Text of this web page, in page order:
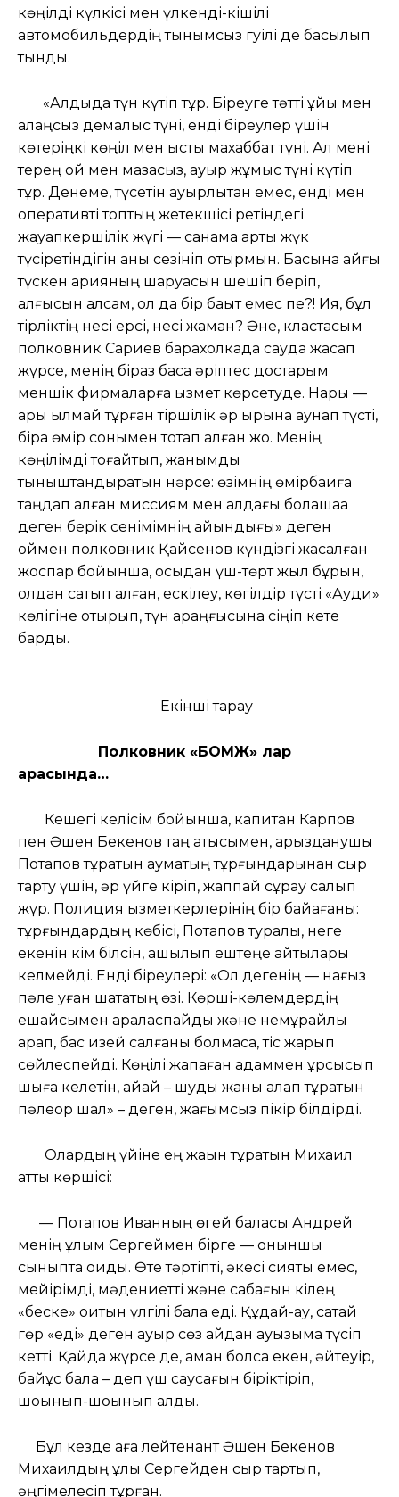
көңілді күлкісі мен үлкенді-кішілі
автомобильдердің тынымсыз гуілі де басылып
тынды.
«Алдыда түн күтіп тұр. Біреуге тәтті ұйқы мен
алаңсыз демалыс түні, енді біреулер үшін
көтеріңкі көңіл мен ыстық махаббат түні. Ал мені
терең ой мен мазасыз, ауыр жұмыс түні күтіп
тұр. Денеме, түсетін ауырлықтан емес, енді мен
оперативті топтың жетекшісі ретіндегі
жауапкершілік жүгі — санама артық жүк
түсіретіндігін анық сезініп отырмын. Басына қайғы
түскен қарияның шаруасын шешіп беріп,
алғысын алсам, ол да бір бақыт емес пе?! Ия, бұл
тірліктің несі ерсі, несі жаман? Әне, кластасым
полковник Сариев барахолкада сауда жасап
жүрсе, менің біраз басқа әріптес достарым
меншік фирмаларға қызмет көрсетуде. Нарық —
қарық қылмай тұрған тіршілік әр қырына аунап түсті,
бірақ өмір сонымен тоқтап қалған жоқ. Менің
көңілімді тоғайтып, жанымды
тыныштандыратын нәрсе: өзімнің өмірбақиға
таңдап алған миссиям мен алдағы болашаққа
деген берік сенімімнің айқындығы» деген
оймен полковник Қайсенов күндізгі жасалған
жоспар бойынша, осыдан үш-төрт жыл бұрын,
қолдан сатып алған, ескілеу, көгілдір түсті «Ауди»
көлігіне отырып, түн қараңғысына сіңіп кете
барды.
Екінші тарау
Полковник «БОМЖ» лар
арасында…
Кешегі келісім бойынша, капитан Карпов
пен Әшен Бекенов таң атысымен, арызданушы
Потапов тұратын аумақтың тұрғындарынан сыр
тарту үшін, әр үйге кіріп, жаппай сұрау салып
жүр. Полиция қызметкерлерінің бір байқағаны:
тұрғындардың көбісі, Потапов туралы, неге
екенін кім білсін, ашылып ештеңе айтқылары
келмейді. Енді біреулері: «Ол дегенің — нағыз
пәле қуған шатақтың өзі. Көрші-көлемдердің
ешқайсымен араласпайды және немқұрайлы
қарап, бас изей салғаны болмаса, тіс жарып
сөйлеспейді. Көңілі жақпаған адаммен ұрсысып
шыға келетін, айқай – шуды жаны қалап тұратын
пәлеқор шал» – деген, жағымсыз пікір білдірді.
Олардың үйіне ең жақын тұратын Михаил
атты көршісі:
— Потапов Иванның өгей баласы Андрей
менің ұлым Сергеймен бірге — оныншы
сыныпта оқиды. Өте тәртіпті, әкесі сияқты емес,
мейірімді, мәдениетті және сабағын кілең
«беске» оқитын үлгілі бала еді. Құдай-ау, сақтай
гөр «еді» деген ауыр сөз қайдан ауызыма түсіп
кетті. Қайда жүрсе де, аман болса екен, әйтеуір,
байқұс бала – деп үш саусағын біріктіріп,
шоқынып-шоқынып алды.
Бұл кезде аға лейтенант Әшен Бекенов
Михаилдың ұлы Сергейден сыр тартып,
әңгімелесіп тұрған.